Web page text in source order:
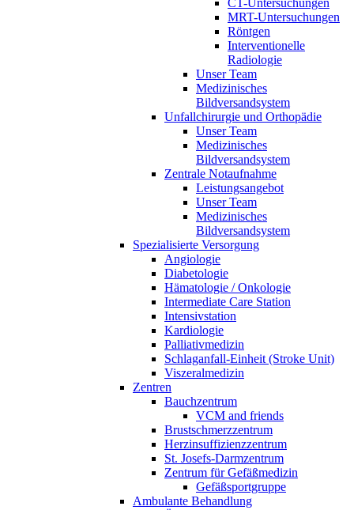
MRT-Untersuchungen
Röntgen
Interventionelle
Radiologie
Unser Team
Medizinisches
Bildversandsystem
Unfallchirurgie und Orthopädie
Unser Team
Medizinisches
Bildversandsystem
Zentrale Notaufnahme
Leistungsangebot
Unser Team
Medizinisches
Bildversandsystem
Spezialisierte Versorgung
Angiologie
Diabetologie
Hämatologie / Onkologie
Intermediate Care Station
Intensivstation
Kardiologie
Palliativmedizin
Schlaganfall-Einheit (Stroke Unit)
Viszeralmedizin
Zentren
Bauchzentrum
VCM and friends
Brustschmerzzentrum
Herzinsuffizienzzentrum
St. Josefs-Darmzentrum
Zentrum für Gefäßmedizin
Gefäßsportgruppe
Ambulante Behandlung